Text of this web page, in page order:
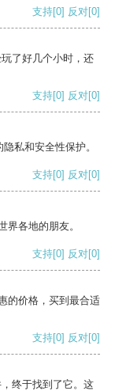
支持[0] 反对[0]
了好几个小时，还
支持[0] 反对[0]
私和安全性保护。
支持[0] 反对[0]
界各地的朋友。
支持[0] 反对[0]
的价格，买到最合适
支持[0] 反对[0]
终于找到了它。这